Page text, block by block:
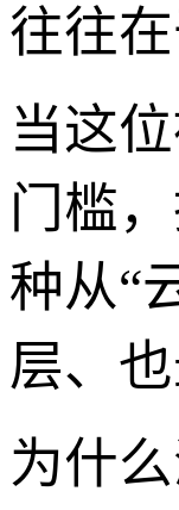
往往
当这
门槛
种从“
层、
为什